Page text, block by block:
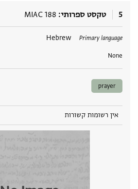
5 טקסט ספרותי MIAC 188
Primary language
Hebrew
None
תגים
prayer
אין רשומות קשורות